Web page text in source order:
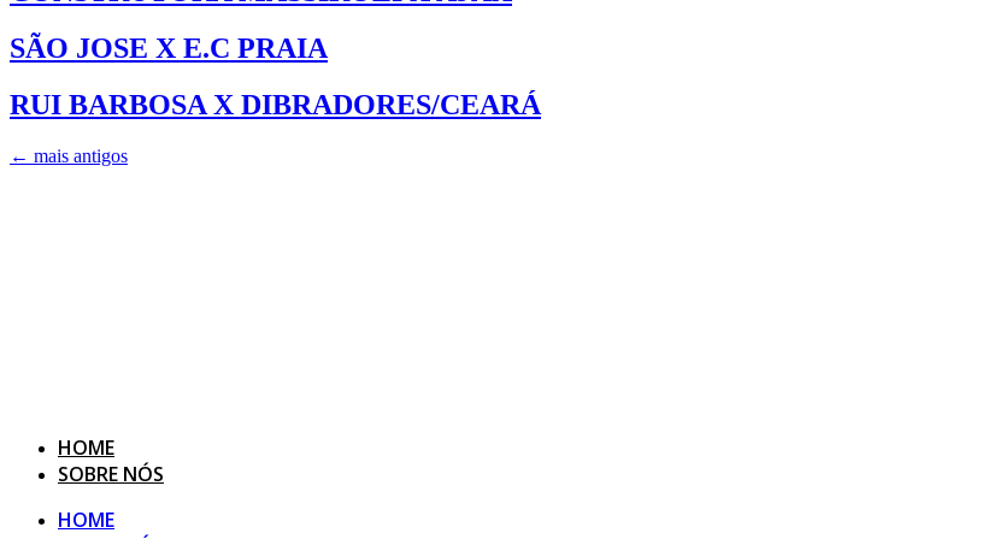
SÃO JOSE X E.C PRAIA
RUI BARBOSA X DIBRADORES/CEARÁ
← mais antigos
HOME
SOBRE NÓS
HOME